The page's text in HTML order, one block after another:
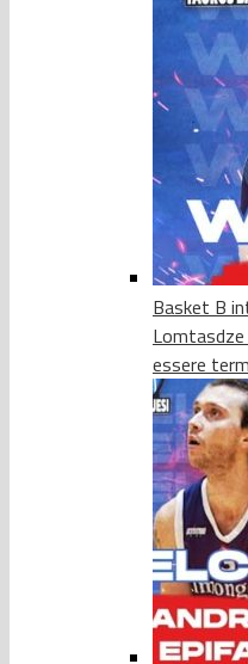
Basket B
essere